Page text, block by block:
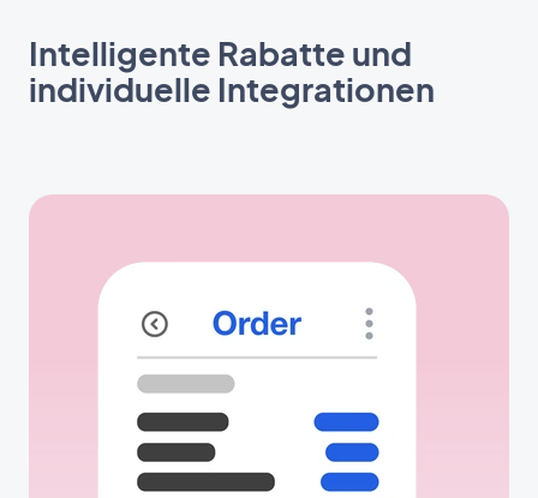
Intelligente Rabatte und
individuelle Integrationen